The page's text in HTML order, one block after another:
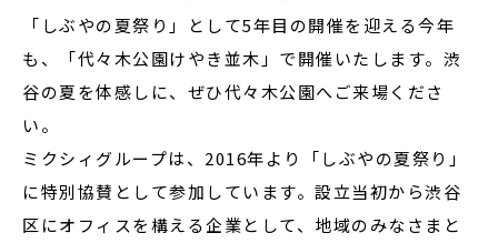
「しぶやの夏祭り」として5年目の開催を迎える今年
も、「代々木公園けやき並木」で開催いたします。渋
谷の夏を体感しに、ぜひ代々木公園へご来場くださ
い。
ミクシィグループは、2016年より「しぶやの夏祭り」
に特別協賛として参加しています。設立当初から渋谷
区にオフィスを構える企業として、地域のみなさまと